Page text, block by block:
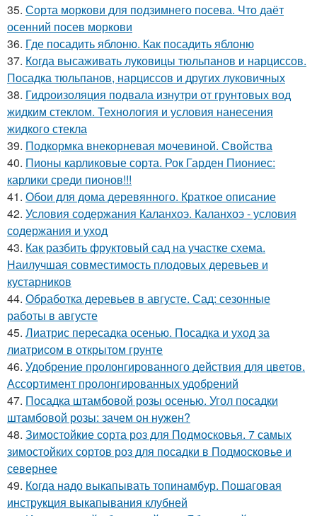
35. Сорта моркови для подзимнего посева. Что даёт
осенний посев моркови
36. Где посадить яблоню. Как посадить яблоню
37. Когда высаживать луковицы тюльпанов и нарциссов.
Посадка тюльпанов, нарциссов и других луковичных
38. Гидроизоляция подвала изнутри от грунтовых вод
жидким стеклом. Технология и условия нанесения
жидкого стекла
39. Подкормка внекорневая мочевиной. Свойства
40. Пионы карликовые сорта. Рок Гарден Пиониес:
карлики среди пионов!!!
41. Обои для дома деревянного. Краткое описание
42. Условия содержания Каланхоэ. Каланхоэ - условия
содержания и уход
43. Как разбить фруктовый сад на участке схема.
Наилучшая совместимость плодовых деревьев и
кустарников
44. Обработка деревьев в августе. Сад: сезонные
работы в августе
45. Лиатрис пересадка осенью. Посадка и уход за
лиатрисом в открытом грунте
46. Удобрение пролонгированного действия для цветов.
Ассортимент пролонгированных удобрений
47. Посадка штамбовой розы осенью. Угол посадки
штамбовой розы: зачем он нужен?
48. Зимостойкие сорта роз для Подмосковья. 7 самых
зимостойких сортов роз для посадки в Подмосковье и
севернее
49. Когда надо выкапывать топинамбур. Пошаговая
инструкция выкапывания клубней